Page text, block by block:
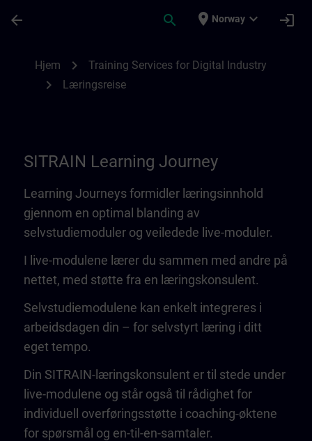
arrow_back search place Norway expand_more login
Hjem chevron_right Training Services for Digital Industry
chevron_right Læringsreise
SITRAIN Learning Journey
Learning Journeys formidler læringsinnhold
gjennom en optimal blanding av
selvstudiemoduler og veiledede live-moduler.
I live-modulene lærer du sammen med andre på
nettet, med støtte fra en læringskonsulent.
Selvstudiemodulene kan enkelt integreres i
arbeidsdagen din – for selvstyrt læring i ditt
eget tempo.
Din SITRAIN-læringskonsulent er til stede under
live-modulene og står også til rådighet for
individuell overføringsstøtte i coaching-øktene
for spørsmål og en-til-en-samtaler.